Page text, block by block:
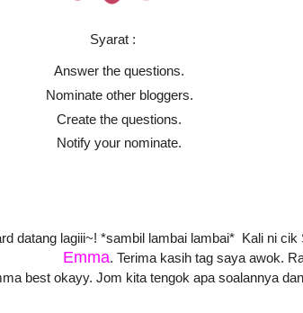
Syarat :
Answer the questions.
Nominate other bloggers.
Create the questions.
Notify your nominate.
datang lagiii~! *sambil lambai lambai* Kali ni cik
Emma. Terima kasih tag saya awok.
best okayy. Jom kita tengok apa soalannya